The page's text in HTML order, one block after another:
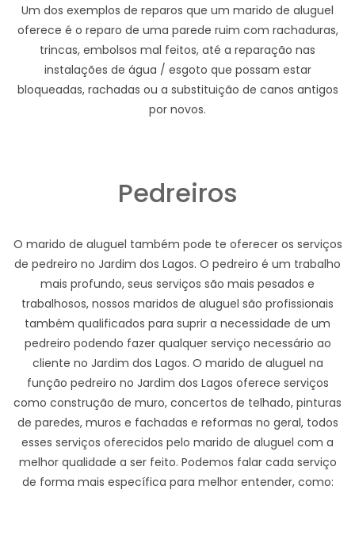
Um dos exemplos de reparos que um marido de aluguel
oferece é o reparo de uma parede ruim com rachaduras,
trincas, embolsos mal feitos, até a reparação nas
instalações de água / esgoto que possam estar
bloqueadas, rachadas ou a substituição de canos antigos
por novos.
Pedreiros
O marido de aluguel também pode te oferecer os serviços
de pedreiro no Jardim dos Lagos. O pedreiro é um trabalho
mais profundo, seus serviços são mais pesados e
trabalhosos, nossos maridos de aluguel são profissionais
também qualificados para suprir a necessidade de um
pedreiro podendo fazer qualquer serviço necessário ao
cliente no Jardim dos Lagos. O marido de aluguel na
função pedreiro no Jardim dos Lagos oferece serviços
como construção de muro, concertos de telhado, pinturas
de paredes, muros e fachadas e reformas no geral, todos
esses serviços oferecidos pelo marido de aluguel com a
melhor qualidade a ser feito. Podemos falar cada serviço
de forma mais específica para melhor entender, como: